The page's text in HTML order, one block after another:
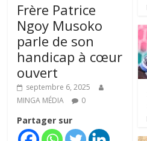
Frère Patrice
Ngoy Musoko
parle de son
handicap à cœur
ouvert
septembre 6, 2025
MINGA MÉDIA
0
Partager sur